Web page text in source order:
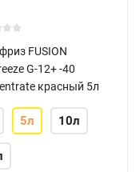
FUSION
G-12+ -40
красный 5л
5л 10л